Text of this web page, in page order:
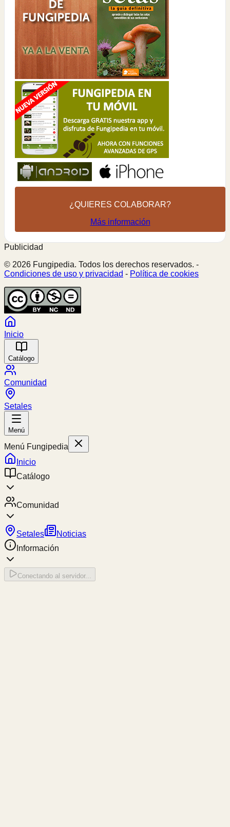
¿QUIERES COLABORAR?
Más información
Publicidad
© 2026 Fungipedia. Todos los derechos reservados. -
Condiciones de uso y privacidad - Política de cookies
Inicio
Catálogo
Comunidad
Setales
Menú
Menú Fungipedia
Inicio
Catálogo
Comunidad
Setales
Noticias
Información
Conectando al servidor...